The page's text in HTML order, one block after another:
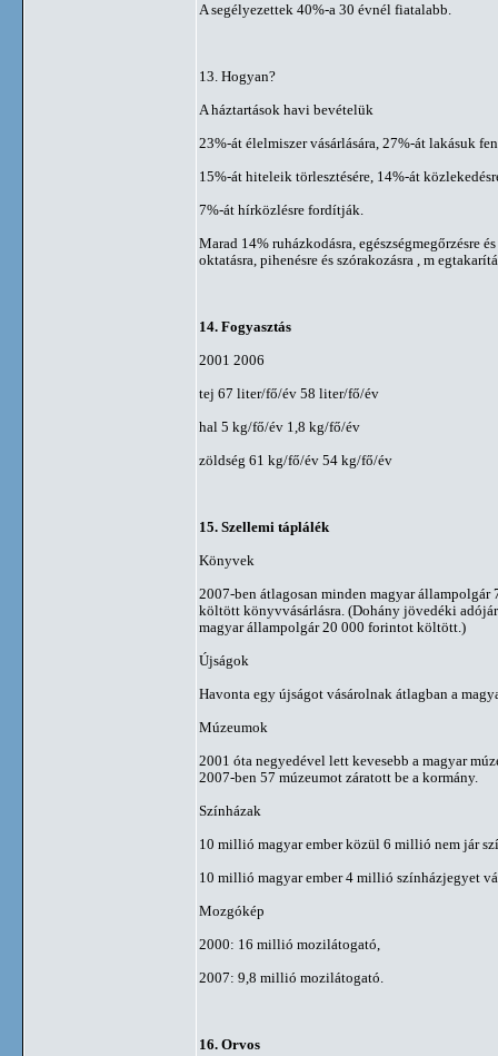
A segélyezettek 40%-a 30 évnél fiatalabb.
13. Hogyan?
A háztartások havi bevételük
23%-át élelmiszer vásárlására, 27%-át lakásuk
15%-át hiteleik törlesztésére, 14%-át
7%-át hírközlésre fordítják.
Marad 14% ruházkodásra, egészségmegőrzésre
oktatásra, pihenésre és szórakozásra , m
14. Fogyasztás
2001 2006
tej 67 liter/fő/év 58 liter/fő/év
hal 5 kg/fő/év 1,8 kg/fő/év
zöldség 61 kg/fő/év 54 kg/fő/év
15. Szellemi táplálék
Könyvek
2007-ben átlagosan minden magyar állampolgár
költött könyvvásárlásra. (Dohány jövedéki
magyar állampolgár 20 000 forintot költött.)
Újságok
Havonta egy újságot vásárolnak átlagban a
Múzeumok
2001 óta negyedével lett kevesebb a magyar
2007-ben 57 múzeumot záratott be a kormány.
Színházak
10 millió magyar ember közül 6 millió nem jár
10 millió magyar ember 4 millió színházjegyet
Mozgókép
2000: 16 millió mozilátogató,
2007: 9,8 millió mozilátogató.
16. Orvos